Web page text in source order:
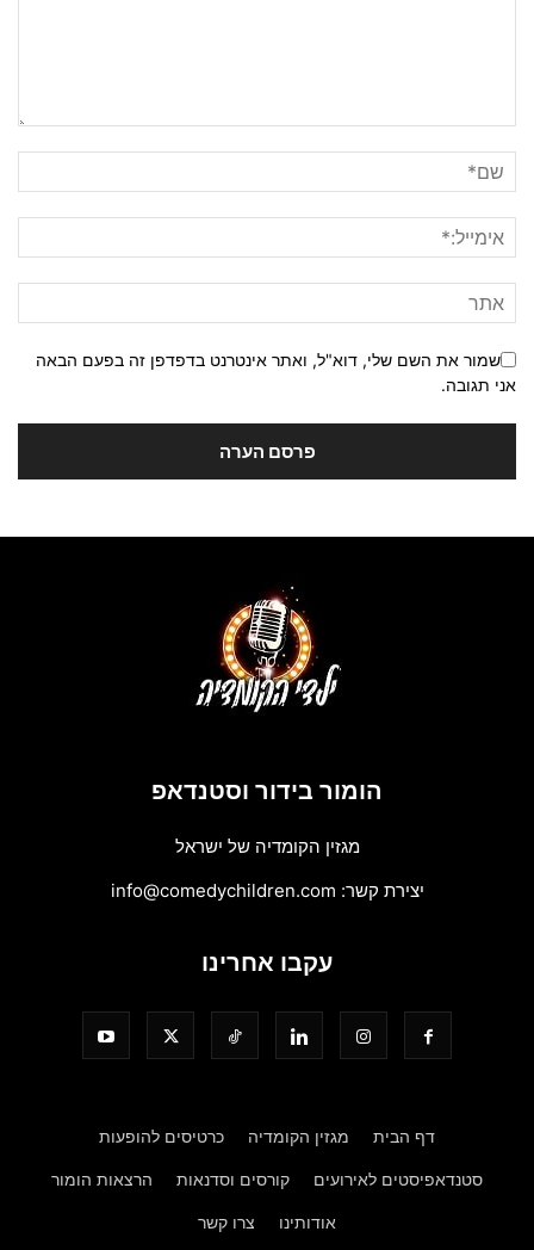
שמור את השם שלי, דוא"ל, ואתר אינטרנט בדפדפן זה בפעם הבאה
אני תגובה.
הומור בידור וסטנדאפ
מגזין הקומדיה של ישראל
יצירת קשר: info@comedychildren.com
עקבו אחרינו
דף הבית מגזין הקומדיה כרטיסים להופעות
סטנדאפיסטים לאירועים קורסים וסדנאות הרצאות הומור
אודותינו צרו קשר